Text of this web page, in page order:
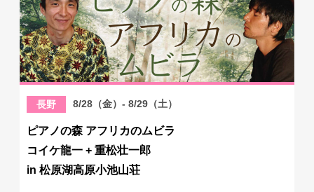
長野 8/28（金）- 8/29（土）
ピアノの森 アフリカのムビラ
コイケ龍一 + 重松壮一郎
in 松原湖高原小池山荘